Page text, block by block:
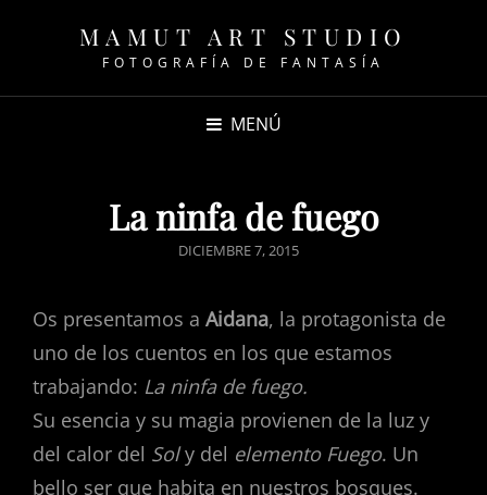
MAMUT ART STUDIO
FOTOGRAFÍA DE FANTASÍA
MENÚ
La ninfa de fuego
PUBLICADO
DICIEMBRE 7, 2015
Os presentamos a Aidana, la protagonista de
uno de los cuentos en los que estamos
trabajando: La ninfa de fuego.
Su esencia y su magia provienen de la luz y
del calor del Soly del elemento Fuego. Un
bello ser que habita en nuestros bosques.